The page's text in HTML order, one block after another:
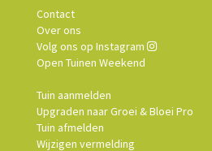
Contact
Over ons
Volg ons op Instagram
Open Tuinen Weekend
Tuin aanmelden
Upgraden naar Groei & Bloei Pro
Tuin afmelden
Wijzigen vermelding